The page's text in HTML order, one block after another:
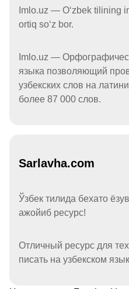
Imlo.uz — Oʻzbek tilining
ortiq soʻz bor.
Imlo.uz —
языка позволяющий
узбекских слов на
более 87 000 слов.
Sarlavha.com
Ўзбек тилида бехато
ажойиб ресурс!
Отличный ресурс для
писать на узбекском